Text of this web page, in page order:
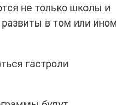
не только школы и
в том или
гастроли